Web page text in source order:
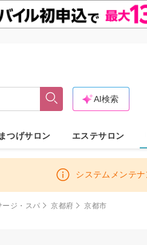
AI検索
つげサロン エステサロン
システムメンテ
ージ・スパ 京都府 京都市